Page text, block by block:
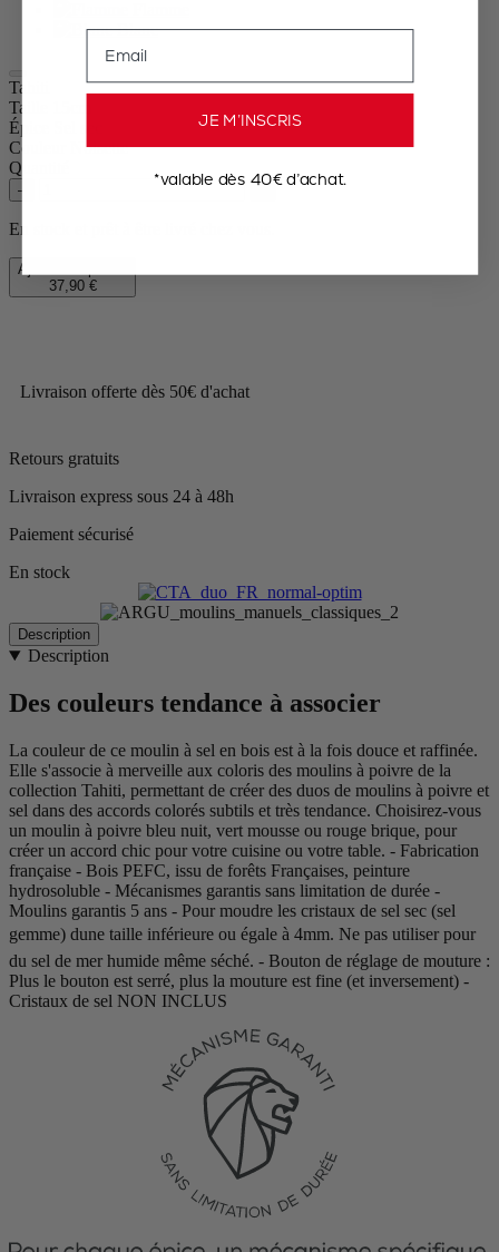
Blanc
Tahiti
Taille
Épice
Couleur
Noisette
Quantité
– +
En stock et prêt à être livré chez vous.
Ajouter au panier
37,90 €
Livraison offerte dès 50€ d'achat
Retours gratuits
Livraison express sous 24 à 48h
Paiement sécurisé
En stock
Description
Description
Des couleurs tendance à associer
La couleur de ce moulin à sel en bois est à la fois douce et raffinée.
Elle s'associe à merveille aux coloris des moulins à poivre de la
collection Tahiti, permettant de créer des duos de moulins à poivre et
sel dans des accords colorés subtils et très tendance. Choisirez-vous
un moulin à poivre bleu nuit, vert mousse ou rouge brique, pour
créer un accord chic pour votre cuisine ou votre table. - Fabrication
française - Bois PEFC, issu de forêts Françaises, peinture
hydrosoluble - Mécanismes garantis sans limitation de durée -
Moulins garantis 5 ans - Pour moudre les cristaux de sel sec (sel
gemme) dune taille inférieure ou égale à 4mm. Ne pas utiliser pour
du sel de mer humide même séché. - Bouton de réglage de mouture :
Plus le bouton est serré, plus la mouture est fine (et inversement) -
Cristaux de sel NON INCLUS
JE M’INSCRIS
*valable dès 40€ d’achat.